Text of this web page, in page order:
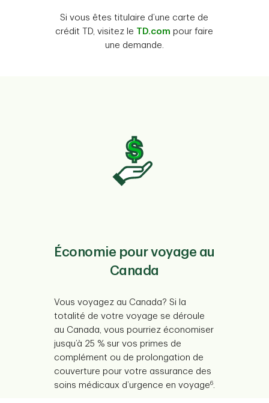
Si vous êtes titulaire d’une carte de
crédit TD, visitez le TD.com pour faire
une demande.
Économie pour voyage au
Canada
Vous voyagez au Canada? Si la
totalité de votre voyage se déroule
au Canada, vous pourriez économiser
jusqu’à 25 % sur vos primes de
complément ou de prolongation de
couverture pour votre assurance des
soins médicaux d’urgence en voyage6.